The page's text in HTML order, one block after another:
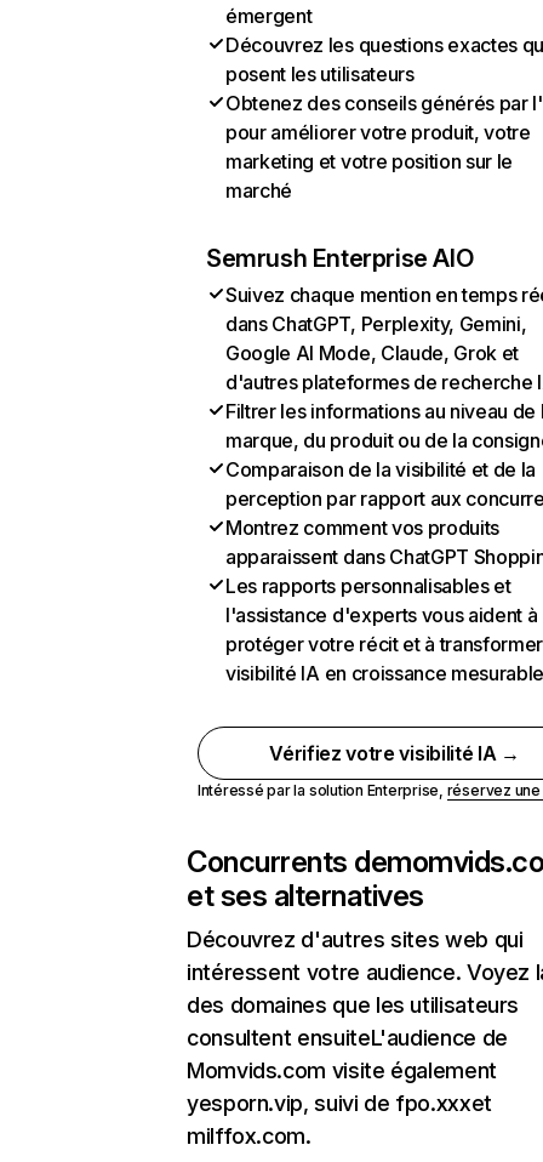
émergent
Découvrez les questions exactes
posent les utilisateurs
Obtenez des conseils générés par
pour améliorer votre produit, votre
marketing et votre position sur le
marché
Semrush Enterprise AIO
Suivez chaque mention en temps
dans ChatGPT, Perplexity, Gemini,
Google AI Mode, Claude, Grok et
d'autres plateformes de recherche
Filtrer les informations au niveau de
marque, du produit ou de la
Comparaison de la visibilité et de la
perception par rapport aux
Montrez comment vos produits
apparaissent dans ChatGPT
Les rapports personnalisables et
l'assistance d'experts vous aident à
protéger votre récit et à
visibilité IA en croissance
Vérifiez votre visibilité IA →
Intéressé par la solution Enterprise, réservez
Concurrents de
et ses alternatives
Découvrez d'autres sites web qui
intéressent votre audience. Voyez
des domaines que les utilisateurs
consultent ensuiteL'audience de
Momvids.com visite également
yesporn.vip, suivi de fpo.xxxet
milffox.com.